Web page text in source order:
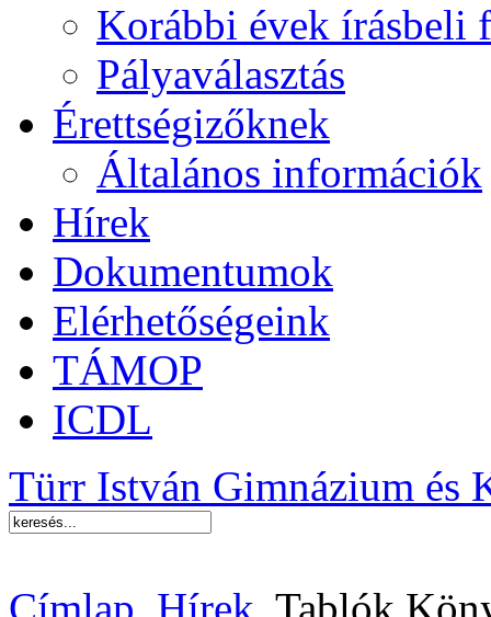
Korábbi évek írásbeli
Pályaválasztás
Érettségizőknek
Általános információk
Hírek
Dokumentumok
Elérhetőségeink
TÁMOP
ICDL
Türr István Gimnázium és